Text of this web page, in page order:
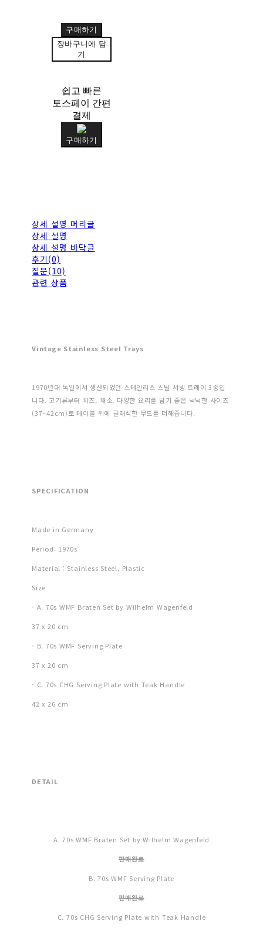
구매하기
장바구니에 담
기
쉽고 빠른
토스페이 간편
결제
구매하기
상세 설명 머리글
상세 설명
상세 설명 바닥글
후기(0)
질문(10)
관련 상품
Vintage Stainless Steel Trays
1970년대 독일에서 생산되었던 스테인리스 스틸 서빙 트레이 3종입
니다. 고기류부터 치즈, 채소, 다양한 요리를 담기 좋은 넉넉한 사이즈
(37~42cm)로 테이블 위에 클래식한 무드를 더해줍니다.
SPECIFICATION
Made in Germany
Period: 1970s
Material : Stainless Steel, Plastic
Size
- A. 70s WMF Braten Set by Wilhelm Wagenfeld
37 x 20 cm
- B. 70s WMF Serving Plate
37 x 20 cm
- C. 70s CHG Serving Plate with Teak Handle
42 x 26 cm
DETAIL
A. 70s WMF Braten Set by Wilhelm Wagenfeld
판매완료
B. 70s WMF Serving Plate
판매완료
C. 70s CHG Serving Plate with Teak Handle